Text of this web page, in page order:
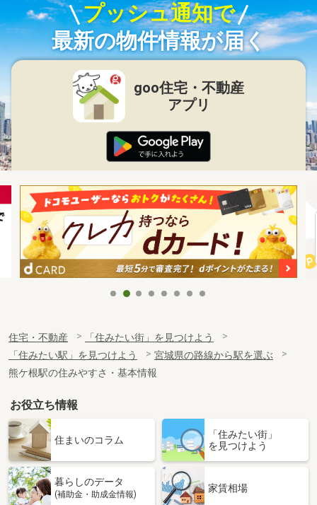
プッシュ通知で
最新の物件情報が届く
goo住宅・不動産
アプリ
住宅・不動産
「住みたい街」を見つけよう
「住みたい駅」を見つけよう
宮城県の路線から駅を選ぶ
熊ケ根駅の住みやすさ・基本情報
お役立ち情報
住まいのコラム
「住みたい街」
を見つけよう
暮らしのデータ
(補助金・助成金情報)
家賃相場